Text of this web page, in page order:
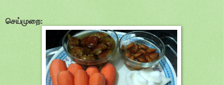
செய்முறை: